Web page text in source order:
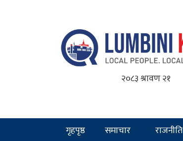
२०८३ श्रावण २१
गृहपृष्ठ समाचार राजनीति